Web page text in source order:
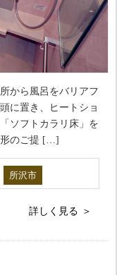
から風呂をバリアフ
に置き、ヒートショ
ソフトカラリ床」を
形のご提 […]
所沢市
詳しく見る